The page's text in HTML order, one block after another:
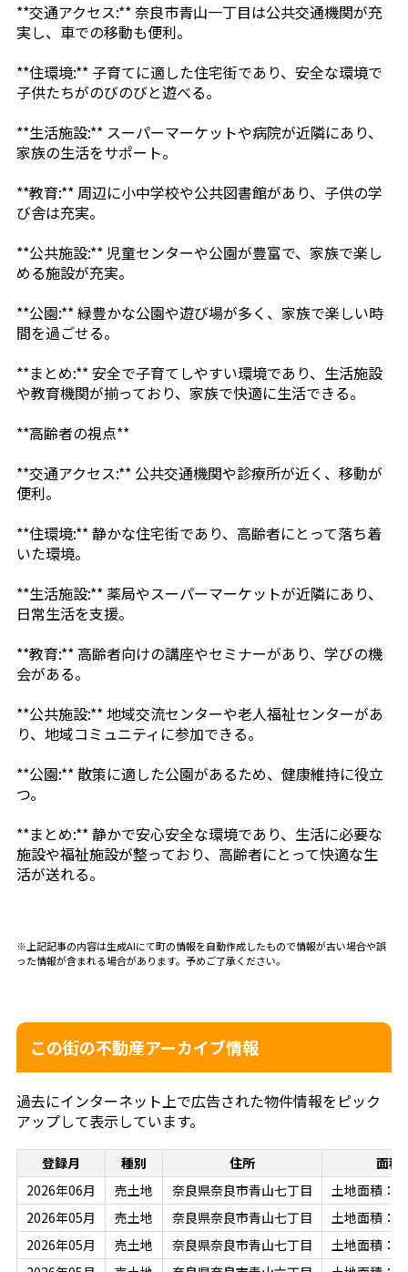
**交通アクセス:** 奈良市青山一丁目は公共交通機関が充
実し、車での移動も便利。
**住環境:** 子育てに適した住宅街であり、安全な環境で
子供たちがのびのびと遊べる。
**生活施設:** スーパーマーケットや病院が近隣にあり、
家族の生活をサポート。
**教育:** 周辺に小中学校や公共図書館があり、子供の学
び舎は充実。
**公共施設:** 児童センターや公園が豊富で、家族で楽し
める施設が充実。
**公園:** 緑豊かな公園や遊び場が多く、家族で楽しい時
間を過ごせる。
**まとめ:** 安全で子育てしやすい環境であり、生活施設
や教育機関が揃っており、家族で快適に生活できる。
**高齢者の視点**
**交通アクセス:** 公共交通機関や診療所が近く、移動が
便利。
**住環境:** 静かな住宅街であり、高齢者にとって落ち着
いた環境。
**生活施設:** 薬局やスーパーマーケットが近隣にあり、
日常生活を支援。
**教育:** 高齢者向けの講座やセミナーがあり、学びの機
会がある。
**公共施設:** 地域交流センターや老人福祉センターがあ
り、地域コミュニティに参加できる。
**公園:** 散策に適した公園があるため、健康維持に役立
つ。
**まとめ:** 静かで安心安全な環境であり、生活に必要な
施設や福祉施設が整っており、高齢者にとって快適な生
活が送れる。
※上記記事の内容は生成AIにて町の情報を自動作成したもので情報が古い場合や誤
った情報が含まれる場合があります。予めご了承ください。
この街の不動産アーカイブ情報
過去にインターネット上で広告された物件情報をピック
アップして表示しています。
登録月 種別 住所
面積
2026年06月
売土地 奈良県奈良市青山七丁目
土地面積：
2026年05月
売土地 奈良県奈良市青山七丁目
土地面積：
2026年05月
売土地 奈良県奈良市青山七丁目
土地面積：